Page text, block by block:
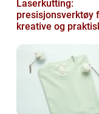
Laserkutting:
presisjonsverktøy
kreative og